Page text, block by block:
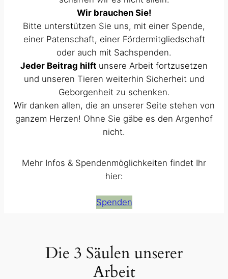
Wir brauchen Sie!
Bitte unterstützen Sie uns, mit einer Spende,
einer Patenschaft, einer Fördermitgliedschaft
oder auch mit Sachspenden.
Jeder Beitrag hilft unsere Arbeit fortzusetzen
und unseren Tieren weiterhin Sicherheit und
Geborgenheit zu schenken.
Wir danken allen, die an unserer Seite stehen von
ganzem Herzen! Ohne Sie gäbe es den Argenhof
nicht.
Mehr Infos & Spendenmöglichkeiten findet Ihr
hier:
Spenden
Die 3 Säulen unserer
Arbeit